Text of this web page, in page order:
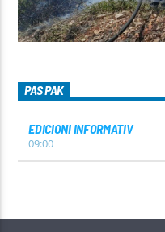
PAS PAK
EDICIONI INFORMATIV
09:00